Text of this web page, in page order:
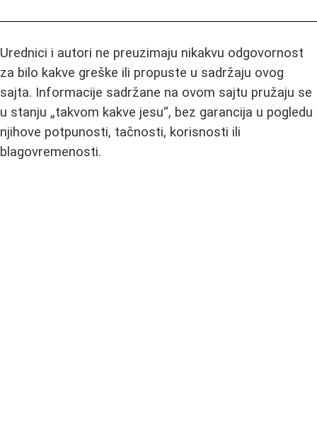
Urednici i autori ne preuzimaju nikakvu odgovornost
za bilo kakve greške ili propuste u sadržaju ovog
sajta. Informacije sadržane na ovom sajtu pružaju se
u stanju „takvom kakve jesu“, bez garancija u pogledu
njihove potpunosti, tačnosti, korisnosti ili
blagovremenosti.